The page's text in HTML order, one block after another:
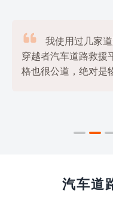

我使用过几家
穿越者汽车道路救援
格也很公道，绝对是
汽车道